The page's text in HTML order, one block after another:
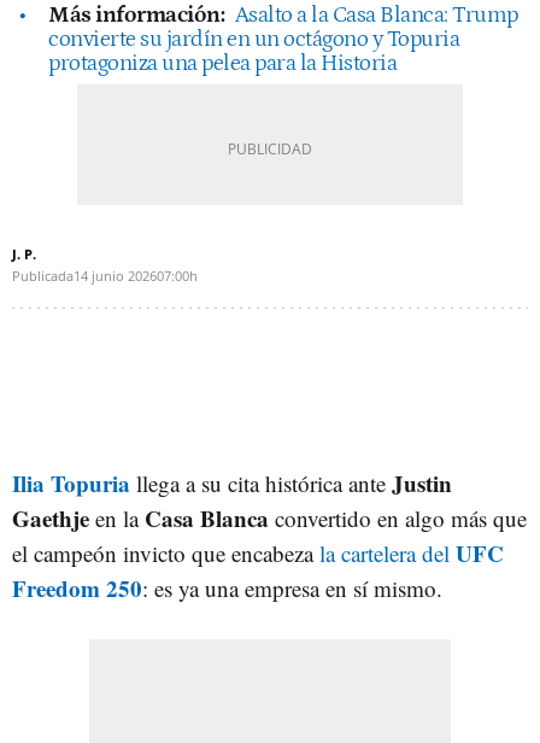
Más información: Asalto a la Casa Blanca: Trump
convierte su jardín en un octágono y Topuria
protagoniza una pelea para la Historia
J. P.
Publicada14 junio 202607:00h
Ilia Topuria llega a su cita histórica ante Justin
Gaethje en la Casa Blanca convertido en algo más que
el campeón invicto que encabezala cartelera del UFC
Freedom 250: es ya una empresa en sí mismo.